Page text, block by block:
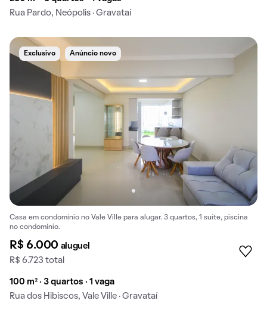
Rua Pardo, Neópolis · Gravataí
Exclusivo Anúncio novo
Casa em condomínio no Vale Ville para alugar. 3 quartos, 1 suíte, piscina
no condomínio.
R$ 6.000 aluguel
R$ 6.723 total
100 m² · 3 quartos · 1 vaga
Rua dos Hibiscos, Vale Ville · Gravataí